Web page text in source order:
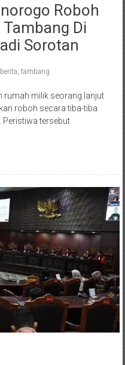
Roboh
Di
Sorotan
berita tambang
rumah milik seorang lanjut
roboh secara tiba-tiba
Peristiwa tersebut